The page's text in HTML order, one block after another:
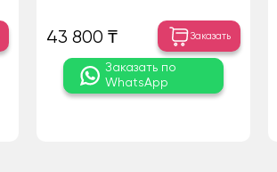
43 800 ₸ Заказать
Заказать по
WhatsApp